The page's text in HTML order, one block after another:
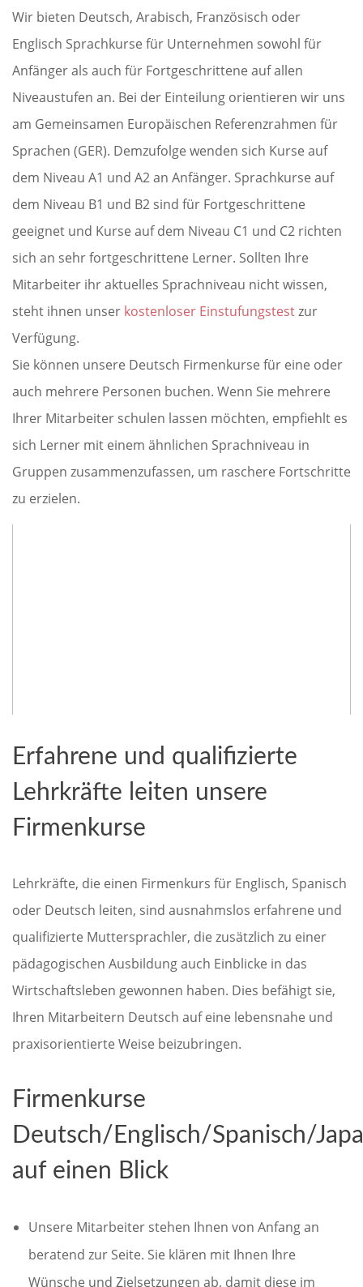
Wir bieten Deutsch, Arabisch, Französisch oder
Englisch Sprachkurse für Unternehmen sowohl für
Anfänger als auch für Fortgeschrittene auf allen
Niveaustufen an. Bei der Einteilung orientieren wir uns
am Gemeinsamen Europäischen Referenzrahmen für
Sprachen (GER). Demzufolge wenden sich Kurse auf
dem Niveau A1 und A2 an Anfänger. Sprachkurse auf
dem Niveau B1 und B2 sind für Fortgeschrittene
geeignet und Kurse auf dem Niveau C1 und C2 richten
sich an sehr fortgeschrittene Lerner. Sollten Ihre
Mitarbeiter ihr aktuelles Sprachniveau nicht wissen,
steht ihnen unser kostenloser Einstufungstestzur
Verfügung.
Sie können unsere Deutsch Firmenkurse für eine oder
auch mehrere Personen buchen. Wenn Sie mehrere
Ihrer Mitarbeiter schulen lassen möchten, empfiehlt es
sich Lerner mit einem ähnlichen Sprachniveau in
Gruppen zusammenzufassen, um raschere Fortschritte
zu erzielen.
Erfahrene und qualifizierte
Lehrkräfte leiten unsere
Firmenkurse
Lehrkräfte, die einen Firmenkurs für Englisch, Spanisch
oder Deutsch leiten, sind ausnahmslos erfahrene und
qualifizierte Muttersprachler, die zusätzlich zu einer
pädagogischen Ausbildung auch Einblicke in das
Wirtschaftsleben gewonnen haben. Dies befähigt sie,
Ihren Mitarbeitern Deutsch auf eine lebensnahe und
praxisorientierte Weise beizubringen.
Firmenkurse
Deutsch/Englisch/Spanisch/
auf einen Blick
Unsere Mitarbeiter stehen Ihnen von Anfang an
beratend zur Seite. Sie klären mit Ihnen Ihre
Wünsche und Zielsetzungen ab, damit diese im